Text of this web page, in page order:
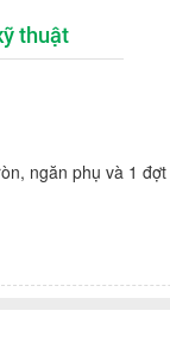
thuật
ngăn phụ và 1